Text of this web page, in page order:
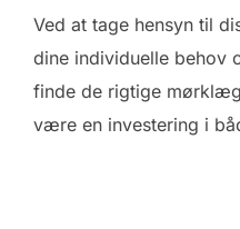
Ved at tage hensyn til
dine individuelle behov
finde de rigtige
være en investering i